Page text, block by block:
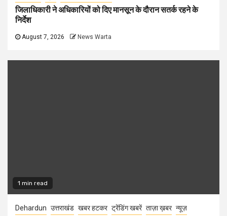
जिलाधिकारी ने अधिकारियों को दिए मानसून के दौरान सतर्क रहने के
निर्देश
August 7, 2026 News Warta
1 min read
Dehardun उत्तराखंड खबर हटकर ट्रेंडिंग खबरें ताज़ा ख़बर न्यूज़